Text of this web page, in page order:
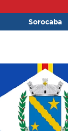
Sorocaba